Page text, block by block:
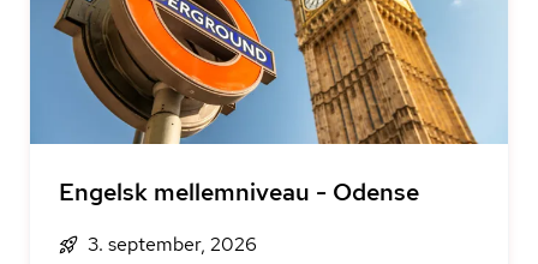
Engelsk mellemniveau - Odense
3. september, 2026